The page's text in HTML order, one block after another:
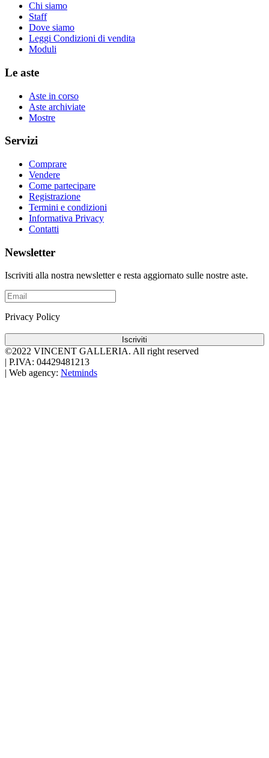
Chi siamo
Staff
Dove siamo
Leggi Condizioni di vendita
Moduli
Le aste
Aste in corso
Aste archiviate
Mostre
Servizi
Comprare
Vendere
Come partecipare
Registrazione
Termini e condizioni
Informativa Privacy
Contatti
Newsletter
Iscriviti alla nostra newsletter e resta aggiornato sulle nostre aste.
Privacy Policy
Iscriviti
©2022 VINCENT GALLERIA. All right reserved
P.IVA: 04429481213
Web agency: Netminds